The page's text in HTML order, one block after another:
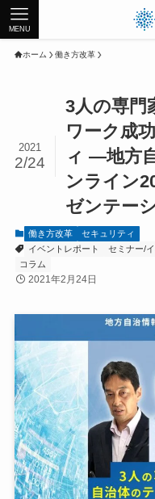
MENU
ホーム 働き方改革
3人の専門
ワーク成
ィ ―地方
ンライン
ゼンテー
2021
2/24
働き方改革
セキュリティ
イベントレポート
セミナー/
コラム
2021年2月24日